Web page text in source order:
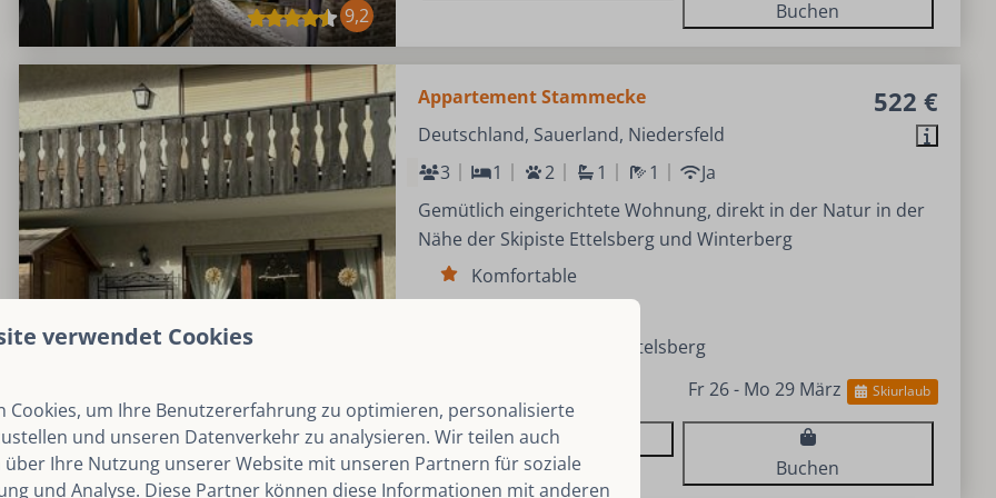
9,2
Buchen
9,1
522 €
Appartement Stammecke
Deutschland, Sauerland, Niedersfeld
3
1 2 1 1
Ja
Gemütlich eingerichtete Wohnung, direkt in der Natur in der
Nähe der Skipiste Ettelsberg und Winterberg
Komfortable
nahe der Skipiste Ettelsberg
Fr 26 - Mo 29 März
Skiurlaub
Ansehen
Buchen
verwendet Cookies
Cookies, um Ihre Benutzererfahrung zu optimieren, personalisierte
und unseren Datenverkehr zu analysieren. Wir teilen auch
Ihre Nutzung unserer Website mit unseren Partnern für soziale
und Analyse. Diese Partner können diese Informationen mit anderen